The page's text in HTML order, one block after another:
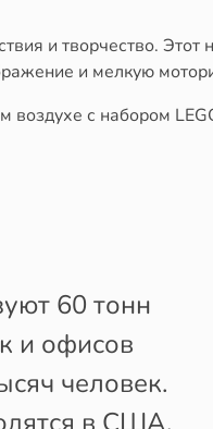
и творчество. Этот
и мелкую
воздухе с набором
60 тонн
и офисов
человек.
в США,